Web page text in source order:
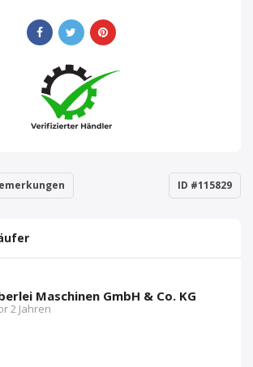
ID #115829
Maschinen GmbH & Co. KG
2 Jahren